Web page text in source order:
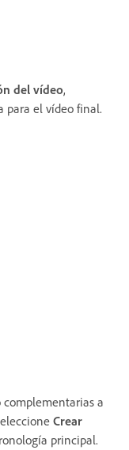
del vídeo,
para el vídeo final.
complementarias a
Crear
principal.